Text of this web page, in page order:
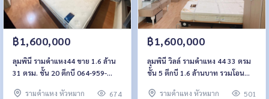
฿1,600,000
ลุมพินี รามคำแหง44 ขาย 1.6 ล้าน
31 ตรม. ชั้น 20 ตึกบี 064-959-
รามคำแหง หัวหมาก
674
฿1,600,000
ลุมพินี วิลล์ รามคำแหง 44 33 ตรม
ชั้น 5 ตึกบี 1.6 ล้านบาท รวมโอน
รามคำแหง หัวหมาก
501